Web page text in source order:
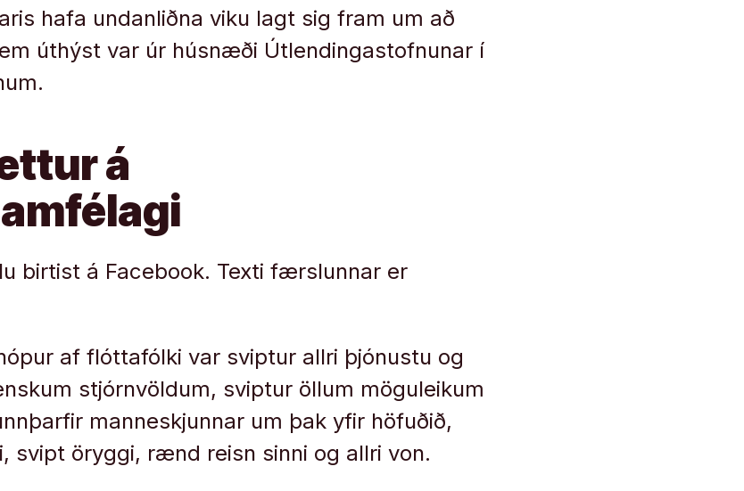
hafa undanliðna viku lagt sig fram um að
úthýst var úr húsnæði Útlendingastofnunar í
á
birtist á Facebook. Texti færslunnar er
af flóttafólki var sviptur allri þjónustu og
stjórnvöldum, sviptur öllum möguleikum
manneskjunnar um þak yfir höfuðið,
svipt öryggi, rænd reisn sinni og allri von.